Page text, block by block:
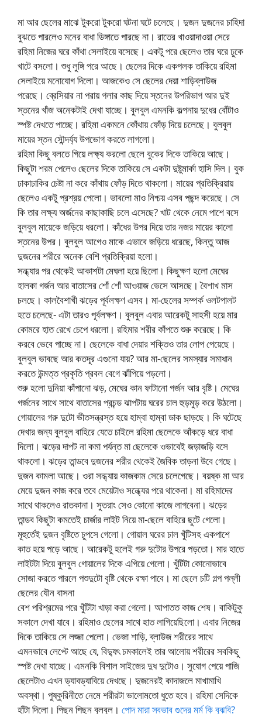
মা আর ছেলের মাঝে টুকরো টুকরো ঘটনা ঘটে চলেছে। দুজন দুজনের চাহিদা
বুঝতে পারলেও মনের বাধা ডিঙ্গাতে পারছে না। রাতের খাওয়াদাওয়া সেরে
রহিমা নিজের ঘরে কাঁথা সেলাইয়ে বসেছে। একটু পরে ছেলেও তার ঘরে ঢুকে
খাটে বসলো। শুধু লুঙ্গি পরে আছে। ছেলের দিকে একপলক তাকিয়ে রহিমা
সেলাইয়ে মনোযোগ দিলো। আজকেও সে ছেলের দেয়া শাড়িব্লাউজ
পরেছে। ব্রেসিয়ার না পরায় গলার কাছ দিয়ে স্তনের উপরিভাগ আর দুই
স্তনের খাঁজ অনেকটাই দেখা যাচ্ছে। বুলবুল এমনকি কল্পনায় দুধের বোঁটাও
স্পষ্ট দেখতে পাচ্ছে। রহিমা একমনে কোঁথায় ফোঁড় দিয়ে চলেছে। বুলবুল
মায়ের স্তন সৌন্দর্য্য উপভোগ করতে লাগলো।
রহিমা কিছু বলতে গিয়ে লক্ষ্য করলো ছেলে বুকের দিকে তাকিয়ে আছে।
কিছুটা শরম পেলেও ছেলের দিকে তাকিয়ে সে একটা দুষ্টুমার্কা হাসি দিল। বুক
ঢাকাঢাকির চেষ্টা না করে কাঁথায় ফোঁড় দিতে থাকলো। মায়ের প্রতিক্রিয়ায়
ছেলেও একটু প্রশ্রয় পেলো। ভাবলো মাও নিশ্চয় এসব পছন্দ করেছে। সে
কি তার লক্ষ্য অর্জনের কাছাকাছি চলে এসেছে? খাট থেকে নেমে পাশে বসে
বুলবুল মায়েকে জড়িয়ে ধরলো। কাঁধের উপর দিয়ে তার নজর মায়ের কালো
স্তনের উপর। বুলবুল আগেও মাকে এভাবে জড়িয়ে ধরেছে, কিন্তু আজ
দুজনের শরীরে অনেক বেশি প্রতিক্রিয়া হলো।
সন্ধ্যার পর থেকেই আকাশটা মেঘলা হয়ে ছিলো। কিছুক্ষণ হলো মেঘের
হালকা গর্জন আর বাতাসের শোঁ শোঁ আওয়াজ ভেসে আসছে। বৈশাখ মাস
চলছে। কালবৈশাখী ঝড়ের পূর্বলক্ষণ এসব। মা-ছেলের সম্পর্ক ওলটপালট
হতে চলেছে- এটা তারও পূর্বলক্ষণ। বুলবুল এবার আরেকটু সাহসী হয়ে মার
কোমরে হাত রেখে চেপে ধরলো। রহিমার শরীর কাঁপতে শুরু করেছে। কি
করবে ভেবে পাচ্ছে না। ছেলেকে বাধা দেয়ার শক্তিও তার লোপ পেয়েছে।
বুলবুল ভাবছে আর কতদূর এগুনো যায়? আর মা-ছেলের সমস্যার সমাধান
করতে উন্মত্ত প্রকৃতি প্রবল বেগে ঝাঁপিয়ে পড়লো।
শুরু হলো দুনিয়া কাঁপানো ঝড়, মেঘের কান ফাটানো গর্জন আর বৃষ্টি। মেঘের
গর্জনের সাথে সাথে বাতাসের প্রচন্ড ঝাপটায় ঘরের চাল হুড়মুড় করে উঠলো।
গোয়ালের গরু দুটো ভীতসন্ত্রস্ত হয়ে হাম্বা হাম্বা ডাক ছাড়ছে। কি ঘটেছে
দেখার জন্য বুলবুল বাহিরে যেতে চাইলে রহিমা ছেলেকে আঁকড়ে ধরে বাধা
দিলো। ঝড়ের দাপট না কমা পর্যন্ত মা ছেলেকে ওভাবেই জড়াজড়ি বসে
থাকলো। ঝড়ের তান্ডবে দুজনের শরীর থেকেই জৈবিক তাড়না উবে গেছে।
দুজন কামলা আছে। ওরা সন্ধ্যায় কাজকাম সেরে চলেগেছে। বয়ষ্ক মা আর
মেয়ে দুজন কাজ করে তবে মেয়েটাও সন্ধ্যের পরে থাকেনা। মা রহিমাদের
সাথে থাকলেও রাতকানা। সুতরাং সেও কোনো কাজে লাগবেনা। ঝড়ের
তান্ডব কিছুটা কমতেই চার্জার লাইট নিয়ে মা-ছেলে বাহিরে ছুটে গেলো।
মূহুর্তেই দুজন বৃষ্টিতে চুপসে গেলো। গোয়াল ঘরের চাল খুঁটিসহ একপাশে
কাত হয়ে পড়ে আছে। আরেকটু হলেই গরু দুটোর উপরে পড়তো। মার হাতে
লাইটটা দিয়ে বুলবুল গোয়ালের দিকে এগিয়ে গেলো। খুঁটিটা কোনোভাবে
সোজা করতে পারলে পশুদুটো বৃষ্টি থেকে রক্ষা পাবে। মা ছেলে চটি গল্প পল্লী
ছেলের যৌন বাসনা
বেশ পরিশ্রমের পরে খুঁটিটা খাড়া করা গেলো। আপাতত কাজ শেষ। বাকিটুকু
সকালে দেখা যাবে। রহিমাও ছেলের সাথে হাত লাগিয়েছিলো। এবার নিজের
দিকে তাকিয়ে সে লজ্জা পেলো। ভেজা শাড়ি, ব্লাউজ শরীরের সাথে
এমনভাবে লেপ্টে আছে যে, বিদ্যুৎ চমকালেই তার আলোয় শরীরের সবকিছু
স্পষ্ট দেখা যাচ্ছে। এমনকি বিশাল সাইজের দুধ দুটোও। সুযোগ পেয়ে পাজি
ছেলেটাও এখন ড্যাবড্যাবিয়ে দেখছে। দুজনেরই কাদাজলে মাখামাখি
অবস্থা। পুষ্কুরিনীতে নেমে শরীরটা ভালোমতো ধুতে হবে। রহিমা সেদিকে
হাঁটা দিলো। পিছন পিছন বুলবুল। পোদ মারা স্বভাব গুদের মর্ম কি বুঝবি?